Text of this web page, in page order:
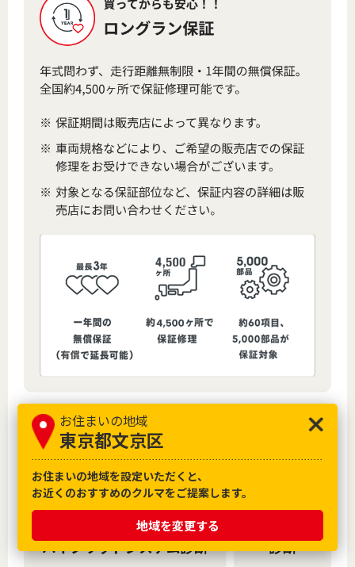
お住まいの地域
東京都文京区
お住まいの地域を設定いただくと、
お近くのおすすめのクルマをご提案します。
地域を変更する